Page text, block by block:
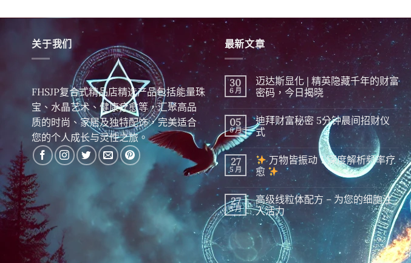
格：
$2,980.00。
格：
$2,288.00。
关于我们
FHSJP复合式精品店精选产品包括能量珠
宝、水晶艺术、健康疗愈等，汇聚高品
质的时尚、家居及独特配饰，完美适合
您的个人成长与灵性之旅。
最新文章
30
6 月
迈达斯显化 | 精英隐藏千年的财富
密码，今日揭晓
在
〈迈
达
斯
显
精
英
隐
藏
年
的
财
富
密
码，
今
日
尚
無
留
言
05
6 月
迪拜财富秘密 5分钟晨间招财仪
式
拜
财
富
秘
密 5
分
钟
晨
间
招
财
仪
式〉
留
言
27
5 月
万物皆振动！深度解析频率疗
愈
在
万
物
皆
振
动！
深
度
尚
無
留
言
27
5 月
高级线粒体配方 – 为您的细胞注
入活力
在
〈高
级
线
粒
尚
無
留
言